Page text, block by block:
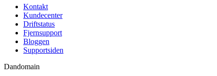
Kontakt
Kundecenter
Driftstatus
Fjernsupport
Bloggen
Supportsiden
Dandomain